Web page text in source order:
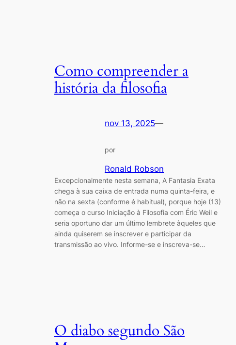
Como compreender a
história da filosofia
nov 13, 2025—
por
Ronald Robson
Excepcionalmente nesta semana, A Fantasia Exata
chega à sua caixa de entrada numa quinta-feira, e
não na sexta (conforme é habitual), porque hoje (13)
começa o curso Iniciação à Filosofia com Éric Weil e
seria oportuno dar um último lembrete àqueles que
ainda quiserem se inscrever e participar da
transmissão ao vivo. Informe-se e inscreva-se…
O diabo segundo São